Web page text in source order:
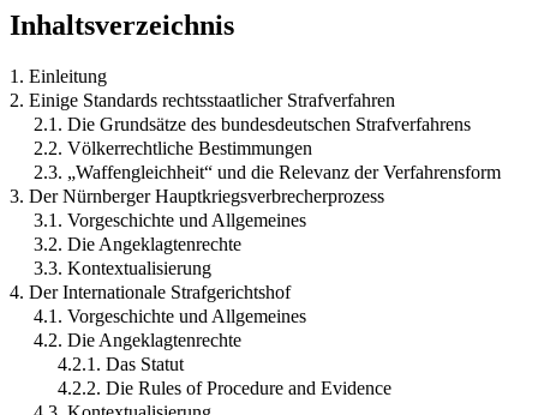
Inhaltsverzeichnis
1. Einleitung
2. Einige Standards rechtsstaatlicher Strafverfahren
2.1. Die Grundsätze des bundesdeutschen Strafverfahrens
2.2. Völkerrechtliche Bestimmungen
2.3. „Waffengleichheit“ und die Relevanz der Verfahrensform
3. Der Nürnberger Hauptkriegsverbrecherprozess
3.1. Vorgeschichte und Allgemeines
3.2. Die Angeklagtenrechte
3.3. Kontextualisierung
4. Der Internationale Strafgerichtshof
4.1. Vorgeschichte und Allgemeines
4.2. Die Angeklagtenrechte
4.2.1. Das Statut
4.2.2. Die Rules of Procedure and Evidence